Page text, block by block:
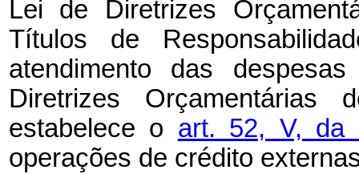
Lei de Diretrizes
Títulos de
atendimento das
Diretrizes
estabelece o art. 52, V, da
operações de crédito